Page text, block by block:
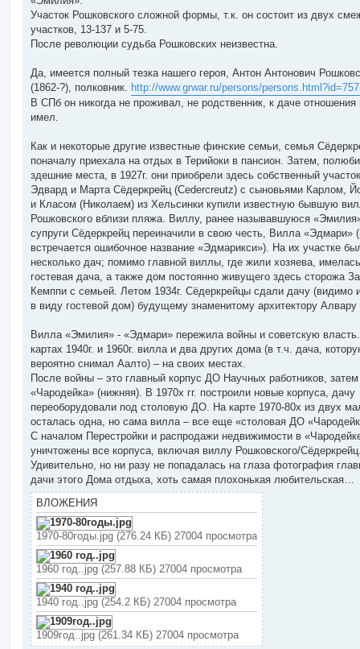
Участок Рошковского сложной формы, т.к. он состоит из двух
участков, 13-137 и 5-75.
После революции судьба Рошковских неизвестна.
Да, имеется полный тезка нашего героя, Антон Антонович
(1862-?), полковник. http://www.grwar.ru/persons/
В СПб он никогда не проживал, не родственник, к даче отношения
имел.
Как и некоторые другие известные финские семьи, семья
поначалу приехала на отдых в Терийоки в пансион. Затем,
здешние места, в 1927г. они приобрели здесь собственный
Эдвард и Марта Сёдеркрейц (Cedercreutz) с сыновьями Карлом,
и Класом (Николаем) из Хельсинки купили известную бывшую
Рошковского вблизи пляжа. Виллу, ранее называвшуюся
супруги Сёдеркрейц переиначили в свою честь, Вилла «Эдмари»
встречается ошибочное название «Эдмарикси»). На их участке
несколько дач; помимо главной виллы, где жили хозяева, имелась
гостевая дача, а также дом постоянно живущего здесь сторожа
Кемппи с семьей. Летом 1934г. Сёдеркрейцы сдали дачу (видимо
в виду гостевой дом) будущему знаменитому архитектору
Вилла «Эмилия» - «Эдмари» пережила войны и советскую
картах 1940г. и 1960г. вилла и два других дома (в т.ч. дача,
вероятно снимал Аалто) – на своих местах.
После войны – это главный корпус ДО Научных работников,
«Чародейка» (нижняя). В 1970х гг. построили новые корпуса, дачу
переоборудовали под столовую ДО. На карте 1970-80х из двух
осталась одна, но сама вилла – все еще «столовая ДО
С началом Перестройки и распродажи недвижимости в
уничтожены все корпуса, включая виллу Рошковского/
Удивительно, но ни разу не попадалась на глаза фотография
дачи этого Дома отдыха, хоть самая плохонькая любительская…
ВЛОЖЕНИЯ
1970-80годы.jpg (276.24 КБ) 27004 просмотра
1960 год..jpg (257.88 КБ) 27004 просмотра
1940 год..jpg (254.2 КБ) 27004 просмотра
1909год..jpg (261.34 КБ) 27004 просмотра